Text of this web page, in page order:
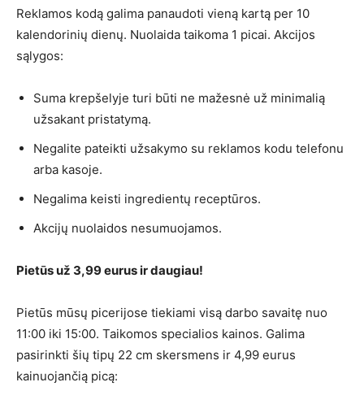
Reklamos kodą galima panaudoti vieną kartą per 10
kalendorinių dienų. Nuolaida taikoma 1 picai. Akcijos
sąlygos:
Suma krepšelyje turi būti ne mažesnė už minimalią
užsakant pristatymą.
Negalite pateikti užsakymo su reklamos kodu telefonu
arba kasoje.
Negalima keisti ingredientų receptūros.
Akcijų nuolaidos nesumuojamos.
Pietūs už 3,99 eurus ir daugiau!
Pietūs mūsų picerijose tiekiami visą darbo savaitę nuo
11:00 iki 15:00. Taikomos specialios kainos. Galima
pasirinkti šių tipų 22 cm skersmens ir 4,99 eurus
kainuojančią picą: